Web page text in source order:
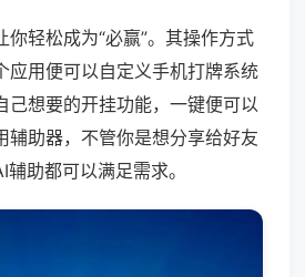
你轻松成为“必赢”。其操作方式
应用便可以自定义手机打牌系统
己想要的开挂功能，一键便可以
辅助器，不管你是想分享给好友
助都可以满足需求。